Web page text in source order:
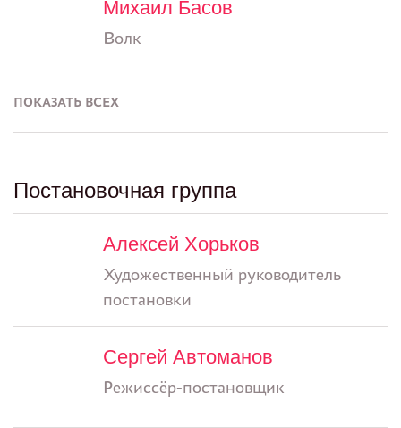
Михаил Басов
Волк
ПОКАЗАТЬ ВСЕХ
Постановочная группа
Алексей Хорьков
Художественный руководитель
постановки
Сергей Автоманов
Режиссёр-постановщик